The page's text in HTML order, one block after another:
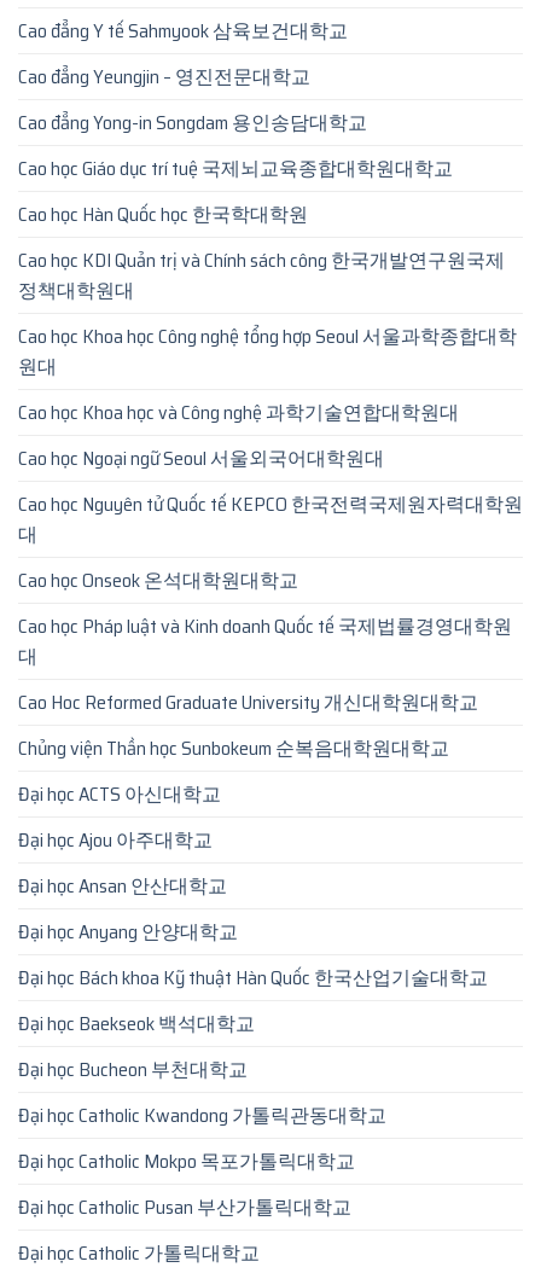
Cao đẳng Y tế Sahmyook 삼육보건대학교
Cao đẳng Yeungjin – 영진전문대학교
Cao đẳng Yong-in Songdam 용인송담대학교
Cao học Giáo dục trí tuệ 국제뇌교육종합대학원대학교
Cao học Hàn Quốc học 한국학대학원
Cao học KDI Quản trị và Chính sách công 한국개발연구원국제
정책대학원대
Cao học Khoa học Công nghệ tổng hợp Seoul 서울과학종합대학
원대
Cao học Khoa học và Công nghệ 과학기술연합대학원대
Cao học Ngoại ngữ Seoul 서울외국어대학원대
Cao học Nguyên tử Quốc tế KEPCO 한국전력국제원자력대학원
대
Cao học Onseok 온석대학원대학교
Cao học Pháp luật và Kinh doanh Quốc tế 국제법률경영대학원
대
Cao Hoc Reformed Graduate University 개신대학원대학교
Chủng viện Thần học Sunbokeum 순복음대학원대학교
Đại học ACTS 아신대학교
Đại học Ajou 아주대학교
Đại học Ansan 안산대학교
Đại học Anyang 안양대학교
Đại học Bách khoa Kỹ thuật Hàn Quốc 한국산업기술대학교
Đại học Baekseok 백석대학교
Đại học Bucheon 부천대학교
Đại học Catholic Kwandong 가톨릭관동대학교
Đại học Catholic Mokpo 목포가톨릭대학교
Đại học Catholic Pusan 부산가톨릭대학교
Đại học Catholic 가톨릭대학교